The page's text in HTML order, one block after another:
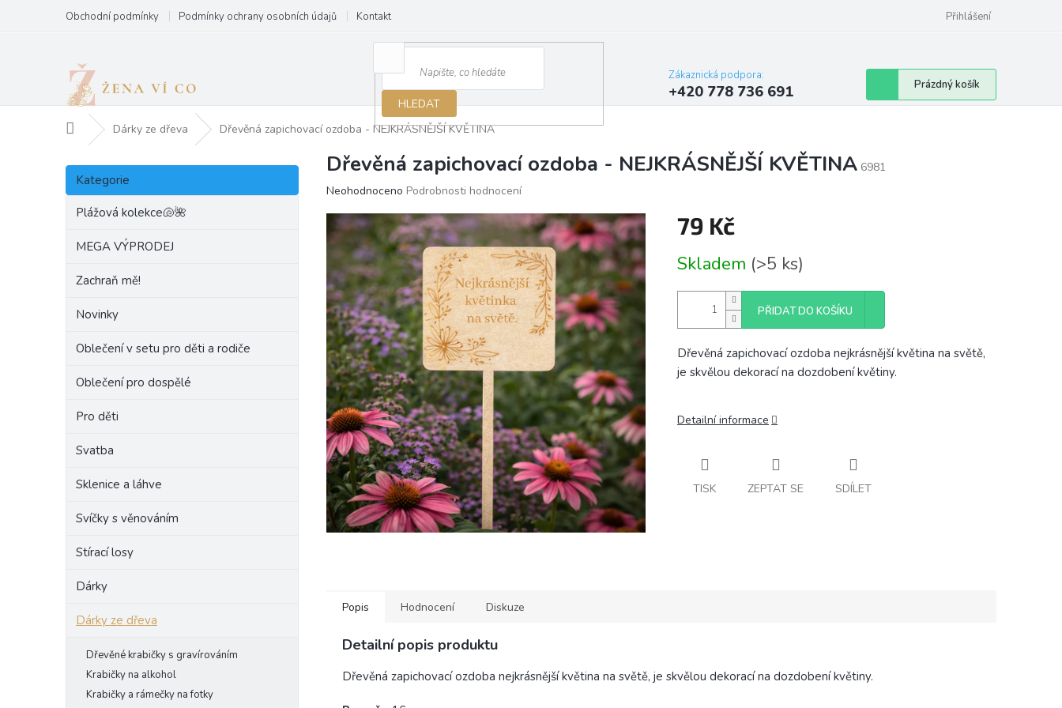
obsah
Obchodní podmínky Podmínky ochrany osobních údajů Kontakt Přihlášení
HLEDAT
Zákaznická podpora:
+420 778 736 691
Nákupní
košík
Prázdný košík
Domů Dárky ze dřeva Dřevěná zapichovací ozdoba - NEJKRÁSNĚJŠÍ KVĚTINA
P
s
Přeskočit
kategorie
Kategorie
Plážová kolekce🐚🌺
MEGA VÝPRODEJ
Zachraň mě!
Novinky
Oblečení v setu pro děti a rodiče
Oblečení pro dospělé
Pro děti
Svatba
Sklenice a láhve
Svíčky s věnováním
Stírací losy
Dárky
Dárky ze dřeva
Dřevěné krabičky s gravírováním
Krabičky na alkohol
Krabičky a rámečky na fotky
Dřevěná zapichovací ozdoba - NEJKRÁSNĚJŠÍ KVĚTINA 6981
Průměrné
produktu
je
0,0
5
hvězdiček.
Neohodnoceno Podrobnosti hodnocení
79 Kč
cena:
Skladem (>5 ks)
PŘIDAT DO KOŠÍKU
Dřevěná zapichovací ozdoba nejkrásnější květina na světě,
je skvělou dekorací na dozdobení květiny.
Detailní informace
TISK ZEPTAT SE SDÍLET
Popis Hodnocení Diskuze
Detailní popis produktu
Dřevěná zapichovací ozdoba nejkrásnější květina na světě, je skvělou dekorací na dozdobení květiny.